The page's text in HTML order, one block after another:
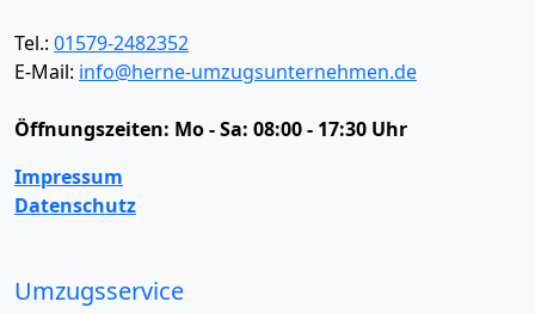
Tel.: 01579-2482352
E-Mail: info@herne-umzugsunternehmen.de
Öffnungszeiten: Mo - Sa: 08:00 - 17:30 Uhr
Impressum
Datenschutz
Umzugsservice